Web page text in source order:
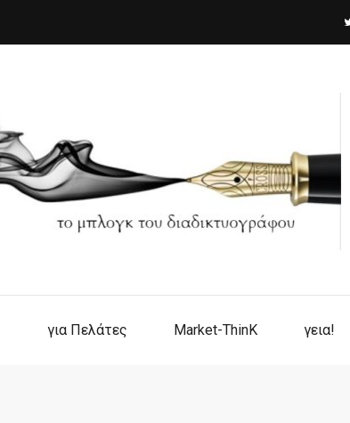
για Πελάτες Market-ThinK γεια!